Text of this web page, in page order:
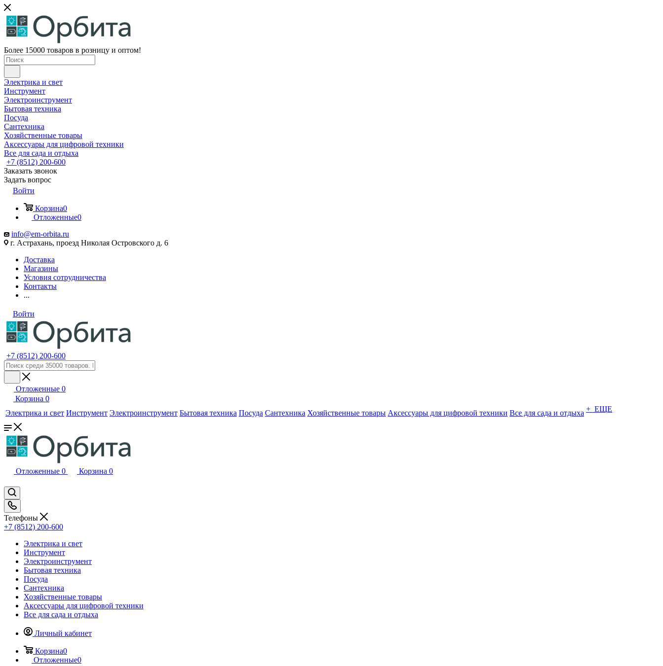
Более 15000 товаров в розницу и оптом!
Электрика и свет
Инструмент
Электроинструмент
Бытовая техника
Посуда
Сантехника
Хозяйственные товары
Аксессуары для цифровой техники
Все для сада и отдыха
+7 (8512) 200-600
Заказать звонок
Задать вопрос
Войти
Корзина0
Отложенные0
info@em-orbita.ru
г. Астрахань, проезд Николая Островского д. 6
Доставка
Магазины
Условия сотрудничества
Контакты
...
Войти
+7 (8512) 200-600
Отложенные 0
Корзина 0
Электрика и свет Инструмент Электроинструмент Бытовая техника Посуда Сантехника Хозяйственные товары Аксессуары для цифровой техники Все для сада и отдыха + ЕЩЕ
Отложенные 0 Корзина 0
Телефоны
+7 (8512) 200-600
Электрика и свет
Инструмент
Электроинструмент
Бытовая техника
Посуда
Сантехника
Хозяйственные товары
Аксессуары для цифровой техники
Все для сада и отдыха
Личный кабинет
Корзина0
Отложенные0